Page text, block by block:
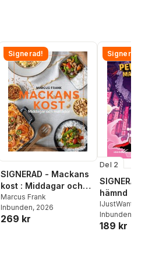
Signerad!
SIGNERAD - Mackans
kost : Middagar och
matlådor
Marcus Frank
Inbunden, 2026
269 kr
Signerad!
Del 2
SIGNERAD -
hämnd
Adolphson
Beer ,Victor Beer
Inbunden
189 kr